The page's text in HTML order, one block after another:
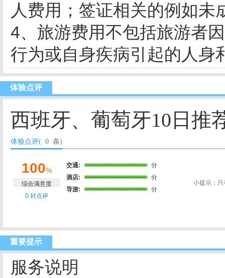
人费用；签证相关的例如
4、旅游费用不包括旅游者
行为或自身疾病引起的人身
体验点评
西班牙、葡萄牙10日推
体验点评( 0 条)
100%
综合满意度
0 封点评
交通:
分
酒店:
分
导游:
分
小提示：
重要提示
服务说明